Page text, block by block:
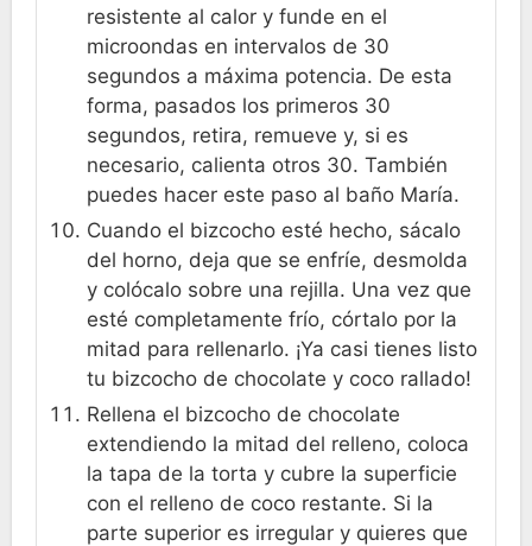
resistente al calor y funde en el
microondas en intervalos de 30
segundos a máxima potencia. De esta
forma, pasados los primeros 30
segundos, retira, remueve y, si es
necesario, calienta otros 30. También
puedes hacer este paso al baño María.
Cuando el bizcocho esté hecho, sácalo
del horno, deja que se enfríe, desmolda
y colócalo sobre una rejilla. Una vez que
esté completamente frío, córtalo por la
mitad para rellenarlo. ¡Ya casi tienes listo
tu bizcocho de chocolate y coco rallado!
Rellena el bizcocho de chocolate
extendiendo la mitad del relleno, coloca
la tapa de la torta y cubre la superficie
con el relleno de coco restante. Si la
parte superior es irregular y quieres que